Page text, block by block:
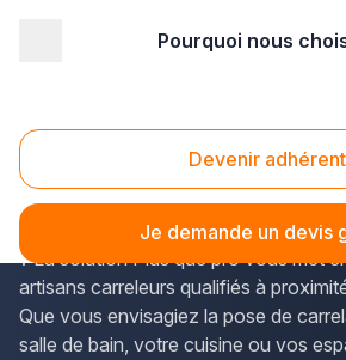
Pourquoi nous
Devenir adhérent
Je demande un devis
Carreleur Loiret (45)
Vous recherchez uncarreleur
pour vos projets de
? La solution Plus que pro vous met
artisans carreleurs qualifiés à
Que vous envisagiez la pose de
salle de bain, votre cuisine ou vos